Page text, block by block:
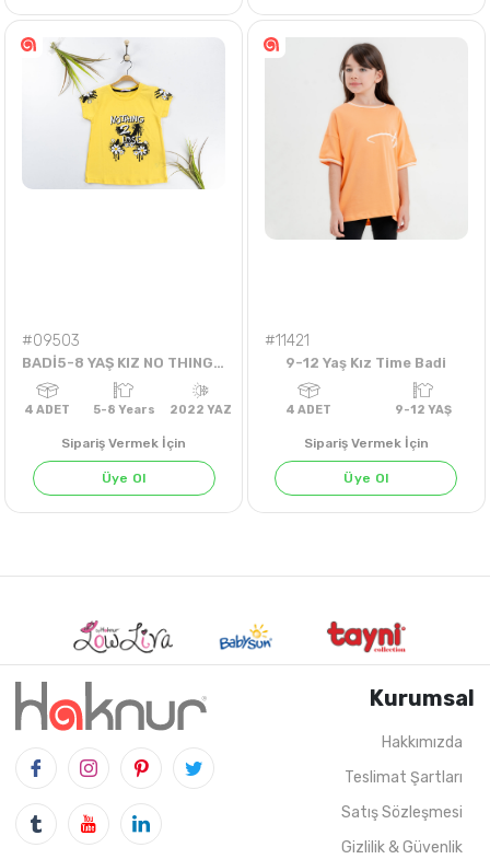
PEMBE
4ADET 1-2-3-4 Years 4 ADET
#09503
BADİ5-8 YAŞ KIZ NO THING 2 LOSE BADİ
4 ADET 5-8 Years
Sipariş Vermek İçin
Üye Ol
#11421
9-12 Yaş Kız Time Badi
Sipariş Vermek İçin
Üye Ol
Kurumsal
Hakkımızda
Teslimat Şartları
Satış Sözleşmesi
Gizlilik & Güvenlik